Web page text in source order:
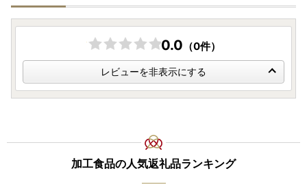
【ワンストップ特例申請書の受付済通知】
申請書の受付確認は「自治体マイページ」をご利用くださ
本市では、申請書の受付済通知を「メール」で行っておりま
0.0 （0件）
レビューを非表示にする
加工食品の人気返礼品ランキング